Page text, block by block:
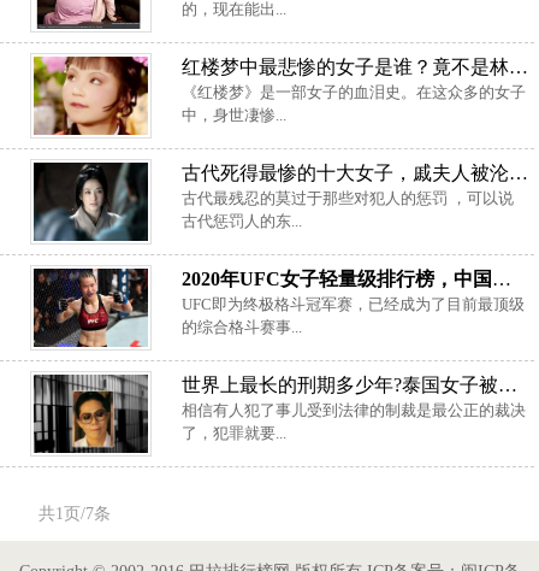
的，现在能出...
红楼梦中最悲惨的女子是谁？竟不是林黛玉
《红楼梦》是一部女子的血泪史。在这众多的女子
中，身世凄惨...
古代死得最惨的十大女子，戚夫人被沦为人彘
古代最残忍的莫过于那些对犯人的惩罚 ，可以说
古代惩罚人的东...
2020年UFC女子轻量级排行榜，中国伟丽夺冠军
UFC即为终极格斗冠军赛，已经成为了目前最顶级
的综合格斗赛事...
世界上最长的刑期多少年?泰国女子被判14万年
相信有人犯了事儿受到法律的制裁是最公正的裁决
了，犯罪就要...
共1页/7条